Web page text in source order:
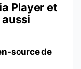
Player et
source de